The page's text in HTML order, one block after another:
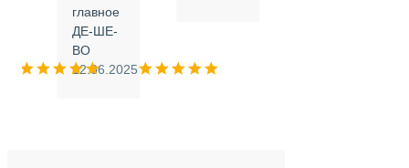
главное
ДЕ-ШЕ-
ВО
12.06.2025